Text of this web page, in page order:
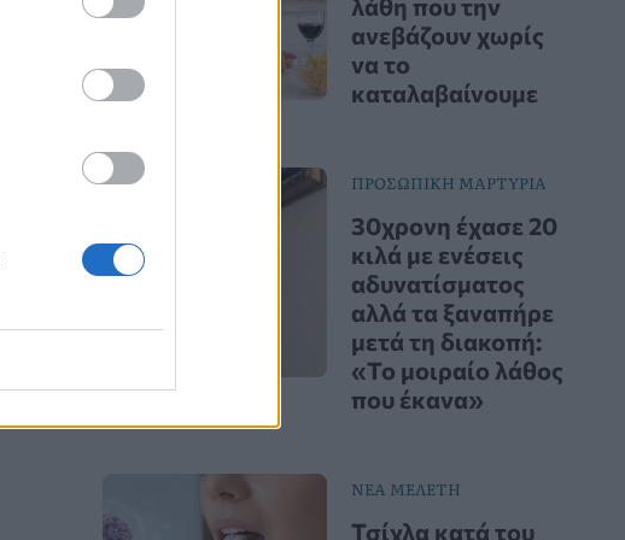
λάθη που την
ανεβάζουν χωρίς
να το
καταλαβαίνουμε
ΠΡΟΣΩΠΙΚΗ ΜΑΡΤΥΡΙΑ
30χρονη έχασε 20
κιλά με ενέσεις
αδυνατίσματος
αλλά τα ξαναπήρε
μετά τη διακοπή:
«Το μοιραίο λάθος
που έκανα»
ΝΕΑ ΜΕΛΕΤΗ
Τσίχλα κατά του